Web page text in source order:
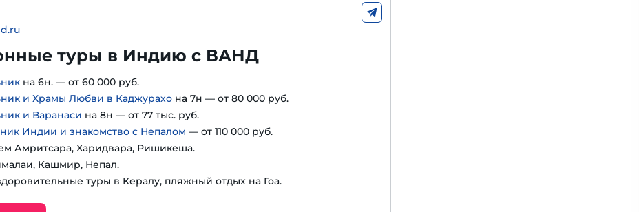
туры в Индию с ВАНД
на 6н. — от 60 000 руб.
и Храмы Любви в Каджурахо на 7н — от 80 000 руб.
и Варанаси на 8н — от 77 тыс. руб.
Индии и знакомство с Непалом — от 110 000 руб.
Амритсара, Харидвара, Ришикеша.
Кашмир, Непал.
туры в Кералу, пляжный отдых на Гоа.